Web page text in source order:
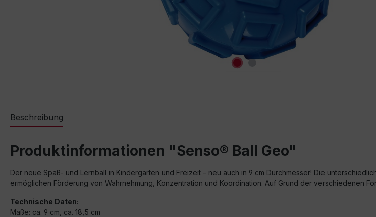
Beschreibung
Produktinformationen "Senso® Ball Geo"
Der neue Spaß- und Lernball in Kindergarten und Freizeit – neu auch in 9 cm Durchmesser! Die
ermöglichen Förderung von Wahrnehmung, Konzentration und Koordination. Auf Grund der verschiedenen
Technische Daten:
Maße: ca. 9 cm, ca. 18,5 cm